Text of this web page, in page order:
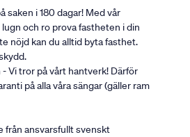
saken i 180 dagar! Med vår
och ro prova fastheten i din
nöjd kan du alltid byta fasthet.
- Vi tror på vårt hantverk! Därför
på alla våra sängar (gäller ram
från ansvarsfullt svenskt